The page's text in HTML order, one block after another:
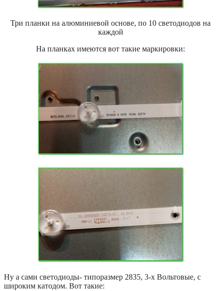
Три планки на алюминиевой основе, по 10 светодиодов на
каждой
На планках имеются вот такие маркировки:
Ну а сами светодиоды- типоразмер 2835, 3-х Вольтовые, с
широким катодом. Вот такие: